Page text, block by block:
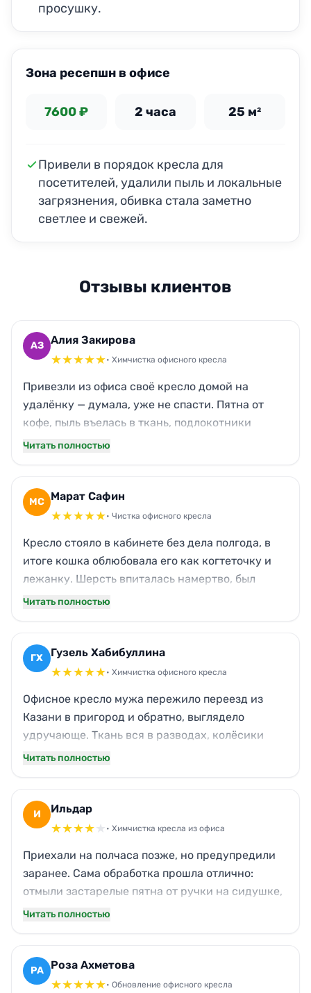
просушку.
Зона ресепшн в офисе
7600 ₽ 2 часа 25 м²
Привели в порядок кресла для
посетителей, удалили пыль и локальные
загрязнения, обивка стала заметно
светлее и свежей.
Отзывы клиентов
АЗ Алия Закирова
★★★★★• Химчистка офисного кресла
Привезли из офиса своё кресло домой на
удалёнку — думала, уже не спасти. Пятна от
кофе, пыль въелась в ткань, подлокотники
блестели от жира. После обработки как
работал аккуратно на балконе. Теперь сидеть
одно удовольствие, никаких посторонних
Читать полностью
МС Марат Сафин
★★★★★• Чистка офисного кресла
Кресло стояло в кабинете без дела полгода, в
итоге кошка облюбовала его как когтеточку и
лежанку. Шерсть впиталась намертво, был
неприятный запах. Вызвал специалистов из
свежестью, никаких следов кошачьей жизни.
Приятно, что дали гарантию на работу,
Читать полностью
ГХ Гузель Хабибуллина
★★★★★• Химчистка офисного кресла
Офисное кресло мужа пережило переезд из
Казани в пригород и обратно, выглядело
удручающе. Ткань вся в разводах, колёсики
скрипели от грязи. После чистки не узнала
когда сидишь на свежем. Спасибо, что вернули
вещи вторую жизнь без лишних затрат.
Читать полностью
И Ильдар
★★★★★ • Химчистка кресла из офиса
Приехали на полчаса позже, но предупредили
заранее. Сама обработка прошла отлично:
отмыли застарелые пятна от ручки на сидушке,
подлокотники перестали быть липкими.
мелочи, креслом теперь комфортно
пользоваться, заказом доволен. Буду
Читать полностью
РА Роза Ахметова
★★★★★• Обновление офисного кресла